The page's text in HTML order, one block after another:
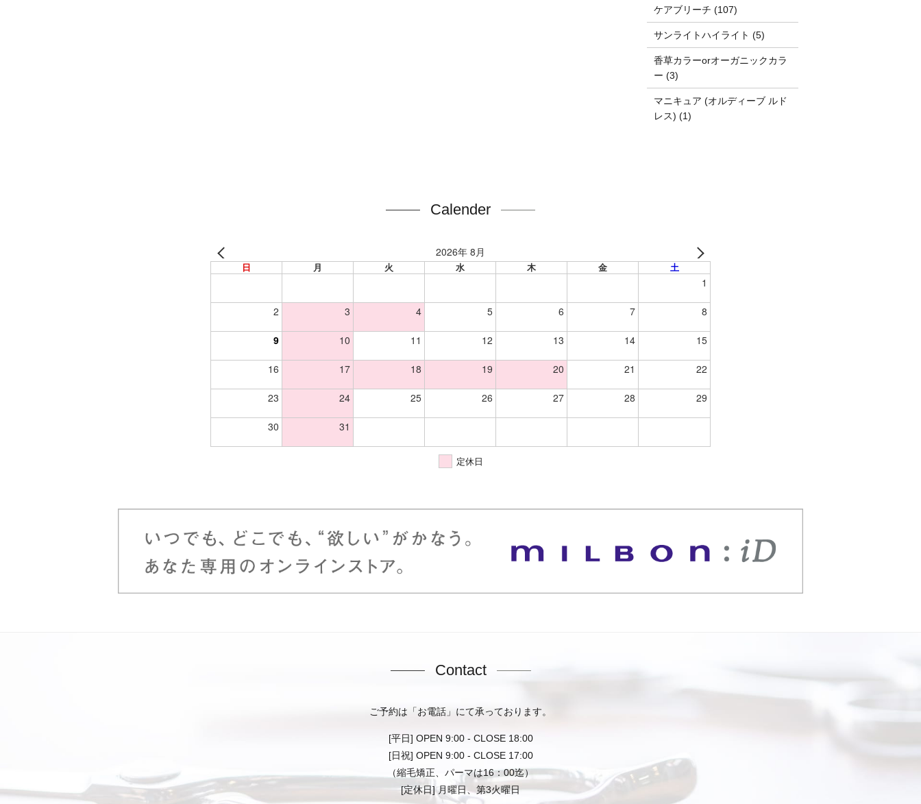
ケアブリーチ (107)
サンライトハイライト (5)
香草カラーorオーガニックカラ
ー (3)
マニキュア (オルディーブ ルド
レス) (1)
Calender
2026年 8月
日 月 火 水 木 金 土
1
2 3 4 5 6 7 8
9 10 11 12 13 14 15
16 17 18 19 20 21 22
23 24 25 26 27 28 29
30 31
定休日
Contact
ご予約は「お電話」にて承っております。
[平日] OPEN 9:00 - CLOSE 18:00
[日祝] OPEN 9:00 - CLOSE 17:00
（縮毛矯正、パーマは16：00迄）
[定休日] 月曜日、第3火曜日